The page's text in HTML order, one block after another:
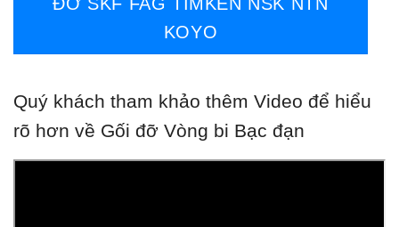
KOYO
Quý khách tham khảo thêm Video để hiểu
rõ hơn về Gối đỡ Vòng bi Bạc đạn